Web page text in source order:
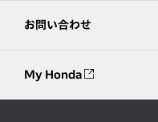
お問い合わせ
My Honda